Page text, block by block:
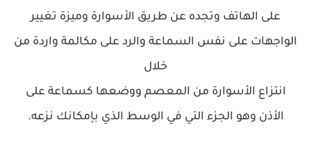
على الهاتف وتجده عن طريق الأسوارة وميزة تغيير
الواجهات على نفس السماعة والرد على مكالمة واردة من
خلال
انتزاع الأسوارة من المعصم ووضعها كسماعة على
الأذن وهو الجزء التي في الوسط الذي بإمكانك نزعه.